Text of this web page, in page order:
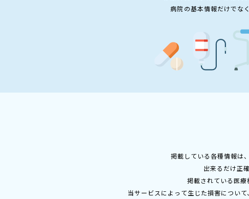
病院の基本情報だけでな
掲載している各種情報は
出来るだけ正
掲載されている医療
当サービスによって生じた損害につい